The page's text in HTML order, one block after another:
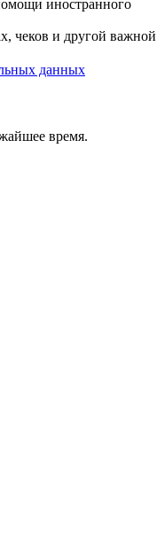
иностранного
чеков и другой важной
данных
время.